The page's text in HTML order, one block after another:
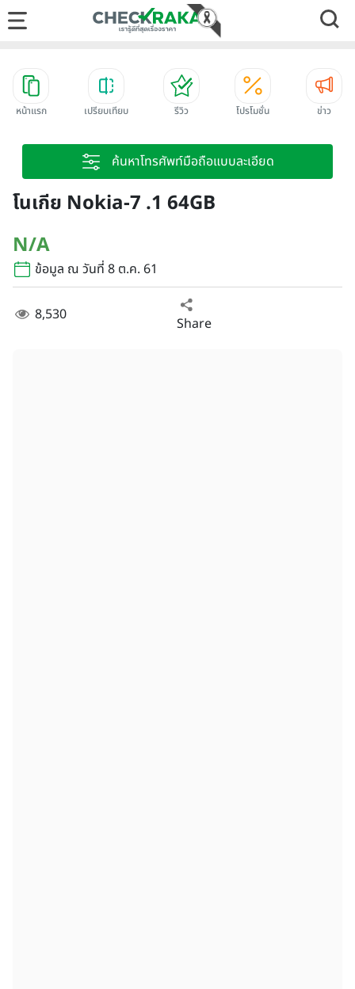
หน้าแรก เปรียบเทียบ รีวิว โปรโมชั่น ข่าว
ค้นหาโทรศัพท์มือถือแบบละเอียด
โนเกีย Nokia-7 .1 64GB
N/A
ข้อมูล ณ วันที่ 8 ต.ค. 61
8,530 Share